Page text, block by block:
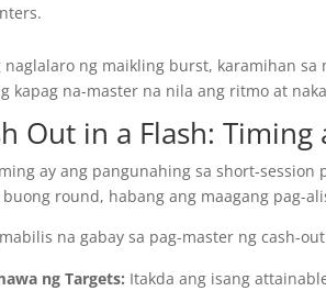
naglalaro ng maikling burst, karamihan sa
kapag na-master na nila ang ritmo at
Out in a Flash: Timing
ay ang pangunahing sa short‑session
buong round, habang ang maagang pag-
na gabay sa pag-master ng
ng Targets: Itakda ang isang